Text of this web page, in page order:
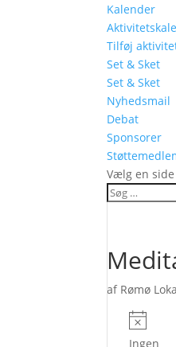
Kalender
Tilføj
Set & Sket
Set & Sket
Nyhedsmail
Debat
Sponsorer
Vælg en side
af Rømø
Notice
Ingen